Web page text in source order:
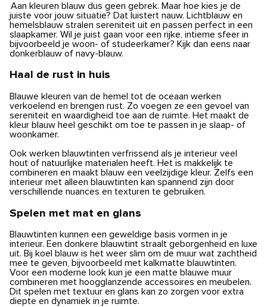
Aan kleuren blauw dus geen gebrek. Maar hoe kies je de
juiste voor jouw situatie? Dat luistert nauw. Lichtblauw en
hemelsblauw stralen sereniteit uit en passen perfect in een
slaapkamer. Wil je juist gaan voor een rijke, intieme sfeer in
bijvoorbeeld je woon- of studeerkamer? Kijk dan eens naar
donkerblauw of navy-blauw.
Haal de rust in huis
Blauwe kleuren van de hemel tot de oceaan werken
verkoelend en brengen rust. Zo voegen ze een gevoel van
sereniteit en waardigheid toe aan de ruimte. Het maakt de
kleur blauw heel geschikt om toe te passen in je slaap- of
woonkamer.
Ook werken blauwtinten verfrissend als je interieur veel
hout of natuurlijke materialen heeft. Het is makkelijk te
combineren en maakt blauw een veelzijdige kleur. Zelfs een
interieur met alleen blauwtinten kan spannend zijn door
verschillende nuances en texturen te gebruiken.
Spelen met mat en glans
Blauwtinten kunnen een geweldige basis vormen in je
interieur. Een donkere blauwtint straalt geborgenheid en luxe
uit. Bij koel blauw is het weer slim om de muur wat zachtheid
mee te geven, bijvoorbeeld met kalkmatte blauwtinten.
Voor een moderne look kun je een matte blauwe muur
combineren met hoogglanzende accessoires en meubelen.
Dit spelen met textuur en glans kan zo zorgen voor extra
diepte en dynamiek in je ruimte.